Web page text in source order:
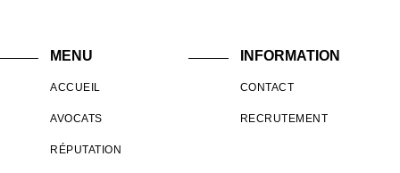
MENU
ACCUEIL
AVOCATS
RÉPUTATION
INFORMATION
CONTACT
RECRUTEMENT